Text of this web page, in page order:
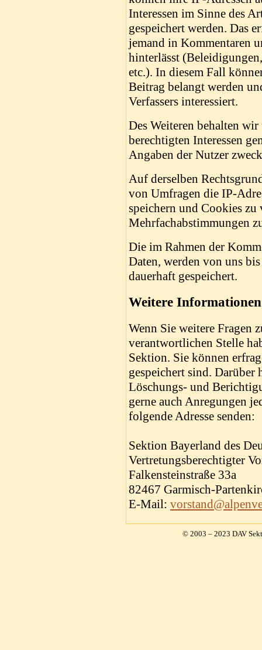
Interessen im Sinne des
gespeichert werden. Das
jemand in Kommentaren
hinterlässt
etc.). In diesem Fall
Beitrag belangt werden
Verfassers interessiert.
Des Weiteren behalten
berechtigten Interessen
Angaben der Nutzer
Auf derselben
von Umfragen die IP-
speichern und Cookies zu
Mehrfachabstimmungen
Die im Rahmen der
Daten, werden von uns
dauerhaft gespeichert.
Weitere
Wenn Sie weitere Fragen
verantwortlichen Stelle
Sektion. Sie können
gespeichert sind.
Löschungs- und
gerne auch Anregungen
folgende Adresse senden:
Sektion Bayerland des
Vertretungsberechtigter
Falkensteinstraße 33a
82467 Garmisch-
E-Mail:
© 2003 – 2023 DAV